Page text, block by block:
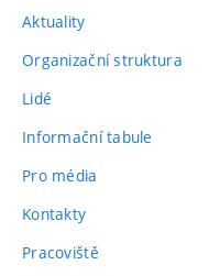
Aktuality
Organizační struktura
Lidé
Informační tabule
Pro média
Kontakty
Pracoviště